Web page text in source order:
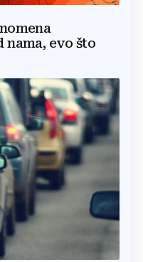
evo što